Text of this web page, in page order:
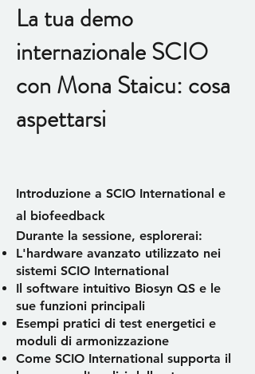
La tua demo
internazionale SCIO
con Mona Staicu: cosa
aspettarsi
Introduzione a SCIO International e
al biofeedback
Durante la sessione, esplorerai:
L'hardware avanzato utilizzato nei
sistemi SCIO International
Il software intuitivo Biosyn QS e le
sue funzioni principali
Esempi pratici di test energetici e
moduli di armonizzazione
Come SCIO International supporta il